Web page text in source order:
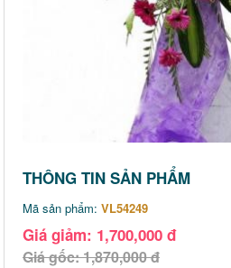
THÔNG TIN SẢN PHẨM
Mã sản phẩm: VL54249
Giá giảm: 1,700,000 đ
Giá gốc: 1,870,000 đ